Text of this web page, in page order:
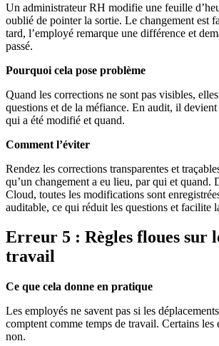
Un administrateur RH modifie une feuille
oublié de pointer la sortie. Le changement est
tard, l’employé remarque une différence et
passé.
Pourquoi cela pose problème
Quand les corrections ne sont pas visibles,
questions et de la méfiance. En audit, il
qui a été modifié et quand.
Comment l’éviter
Rendez les corrections transparentes et
qu’un changement a eu lieu, par qui et quand.
Cloud, toutes les modifications sont
auditable, ce qui réduit les questions et facilite
Erreur 5 : Règles floues sur
travail
Ce que cela donne en pratique
Les employés ne savent pas si les
comptent comme temps de travail. Certains les
non.